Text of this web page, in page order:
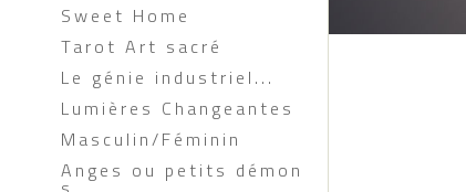
Sweet Home
Tarot Art sacré
Le génie industriel...
Lumières Changeantes
Masculin/Féminin
Anges ou petits démon